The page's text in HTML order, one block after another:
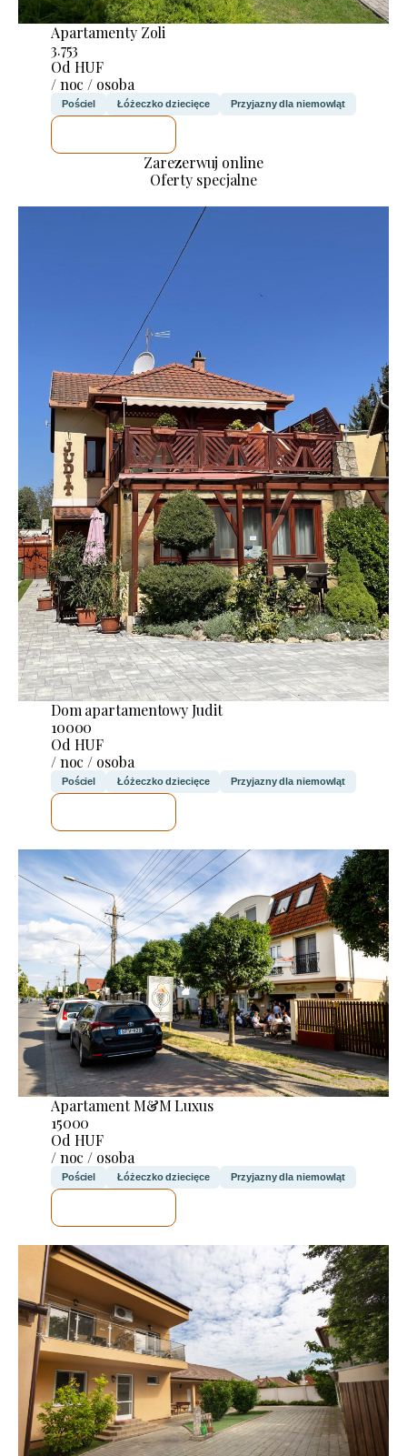
Apartamenty Zoli
3.753
Od HUF
/ noc / osoba
Pościel Łóżeczko dziecięce Przyjazny dla niemowląt
Zarezerwuj online
Oferty specjalne
Dom apartamentowy Judit
10000
Od HUF
/ noc / osoba
Pościel Łóżeczko dziecięce Przyjazny dla niemowląt
Apartament M&M Luxus
15000
Od HUF
/ noc / osoba
Pościel Łóżeczko dziecięce Przyjazny dla niemowląt